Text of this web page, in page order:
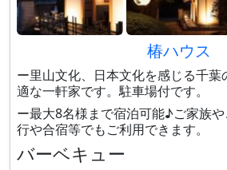
椿ハウス
ー里山文化、日本文化を感じる千
適な一軒家です。駐車場付です。
ー最大8名様まで宿泊可能♪ご家族
行や合宿等でもご利用できます。
バーベキュー